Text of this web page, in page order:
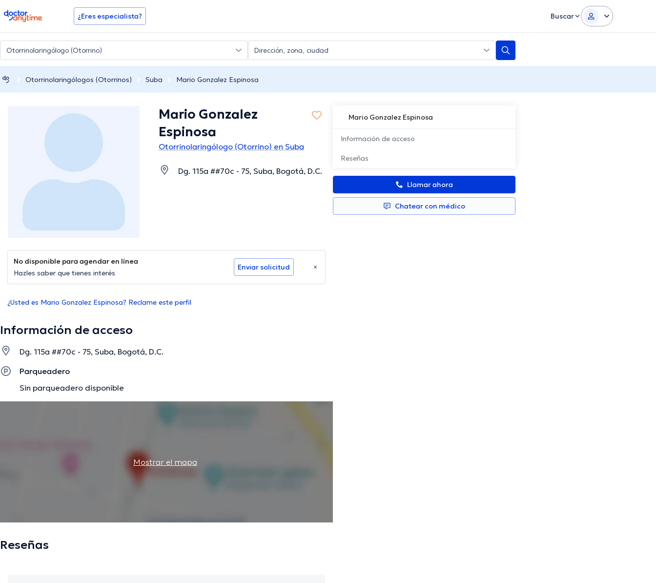
doctoranytime ¿Eres especialista? Buscar
Otorrinolaringólogos (Otorrinos) Suba Mario Gonzalez Espinosa
Mario Gonzalez Espinosa
Información de acceso
Reseñas
Llamar ahora
Chatear con médico
Mario Gonzalez
Espinosa
Otorrinolaringólogo (Otorrino) en Suba
Dg. 115a ##70c - 75, Suba, Bogotá, D.C.
No disponible para agendar en línea
Hazles saber que tienes interés
Enviar solicitud
¿Usted es Mario Gonzalez Espinosa? Reclame este perfil
Información de acceso
Dg. 115a ##70c - 75, Suba, Bogotá, D.C.
Parqueadero
Sin parqueadero disponible
Mostrar el mapa
Reseñas